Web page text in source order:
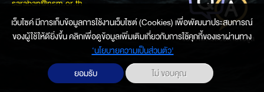
saraban@nsm.or.th
ช่องทางการสอบถามข้อมูล
เว็บไซค์ มีการเก็บข้อมูลการใช้งานเว็บไซต์ (Cookies) เพื่อพัฒนาประสบการณ์
ของผู้ใช้ให้ดียิ่งขึ้น คลิกเพื่อดูข้อมูลเพิ่มเติมเกี่ยวกับการใช้คุกกี้ของเราผ่านทาง
‘นโยบายความเป็นส่วนตัว'
ยอมรับ
ไม่ ขอบคุณ